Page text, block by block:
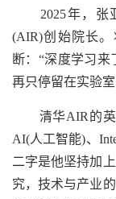
2025年，张亚
(AIR)创始院长
断：“深度学习
再只停留在实验
清华AIR的英
AI(人工智能)、
二字是他坚持加
究，技术与产业